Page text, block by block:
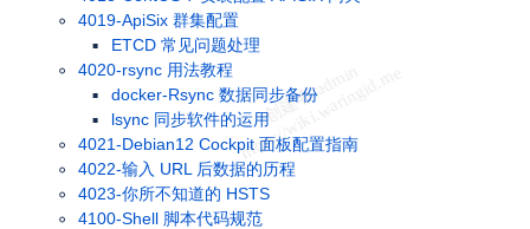
4019-ApiSix 群集配置
ETCD 常见问题处理
4020-rsync 用法教程
docker-Rsync 数据同步备份
lsync 同步软件的运用
4021-Debian12 Cockpit 面板配置指南
4022-输入 URL 后数据的历程
4023-你所不知道的 HSTS
4100-Shell 脚本代码规范